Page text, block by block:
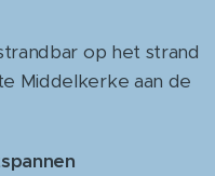
op het strand
Middelkerke aan de